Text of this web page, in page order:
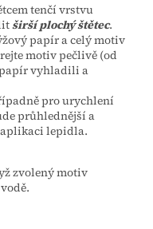
tenčí vrstvu
širší plochý štětec.
papír a celý motiv
motiv pečlivě (od
vyhladili a
pro urychlení
průhlednější a
aplikaci lepidla.
zvolený motiv